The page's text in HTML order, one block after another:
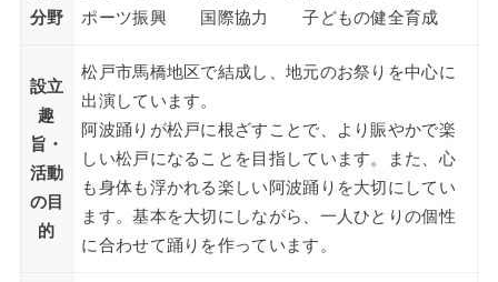
分野
ポーツ振興 国際協力 子どもの健全育成
設立
趣
旨・
活動
の目
的
松戸市馬橋地区で結成し、地元のお祭りを中心に
出演しています。
阿波踊りが松戸に根ざすことで、より賑やかで楽
しい松戸になることを目指しています。また、心
も身体も浮かれる楽しい阿波踊りを大切にしてい
ます。基本を大切にしながら、一人ひとりの個性
に合わせて踊りを作っています。